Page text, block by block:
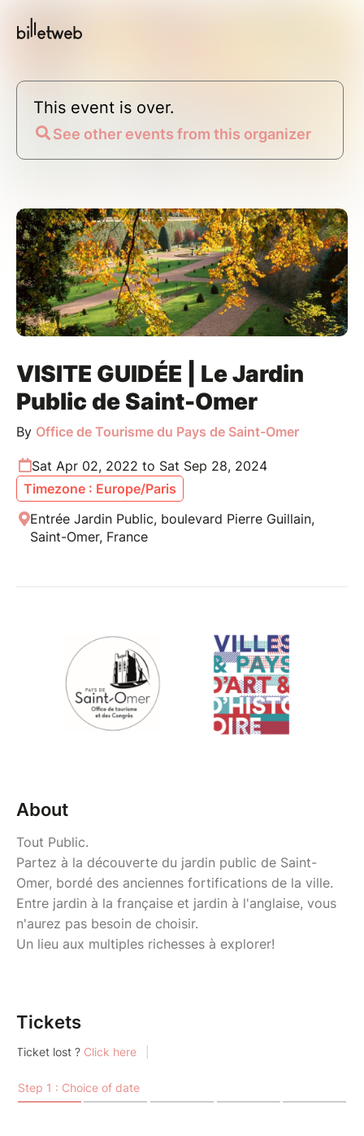
This event is over.
See other events from this organizer
VISITE GUIDÉE | Le Jardin
Public de Saint-Omer
By Office de Tourisme du Pays de Saint-Omer
Sat Apr 02, 2022 to Sat Sep 28, 2024
Timezone : Europe/Paris
Entrée Jardin Public, boulevard Pierre Guillain,
Saint-Omer, France
About
Tout Public.
Partez à la découverte du jardin public de Saint-
Omer, bordé des anciennes fortifications de la ville.
Entre jardin à la française et jardin à l'anglaise, vous
n'aurez pas besoin de choisir.
Un lieu aux multiples richesses à explorer!
Tickets